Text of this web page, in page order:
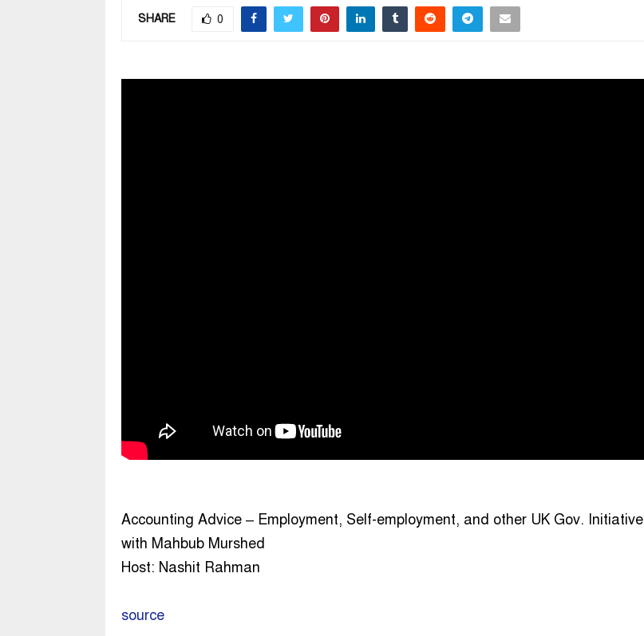
SHARE 0
Accounting Advice – Employment, Self-employment, and other UK Gov. Initiative
with Mahbub Murshed
Host: Nashit Rahman
source